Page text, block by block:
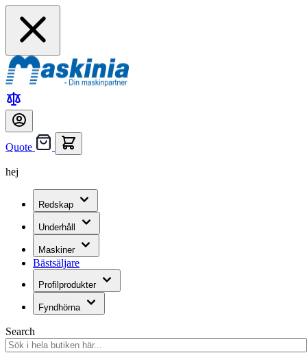
Quote
hej
Redskap
Underhåll
Maskiner
Bästsäljare
Profilprodukter
Fyndhörna
Search